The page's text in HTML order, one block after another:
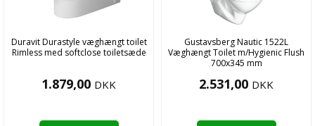
Duravit Durastyle væghængt toilet
Rimless med softclose toiletsæde
1.879,00 DKK
Gustavsberg Nautic 1522L
Væghængt Toilet m/Hygienic Flush
700x345 mm
2.531,00 DKK